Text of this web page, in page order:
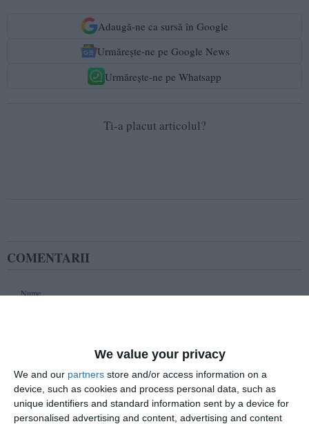
We value your privacy
We and our partners store and/or access information on a
device, such as cookies and process personal data, such as
unique identifiers and standard information sent by a device for
personalised advertising and content, advertising and content
Adaugă-ne ca sursă în Google
Urmărește-ne pe Google News
Urmărește-ne pe Whatsapp
Ti-a placut articolul?
COMENTARII
Nume
Comentariu